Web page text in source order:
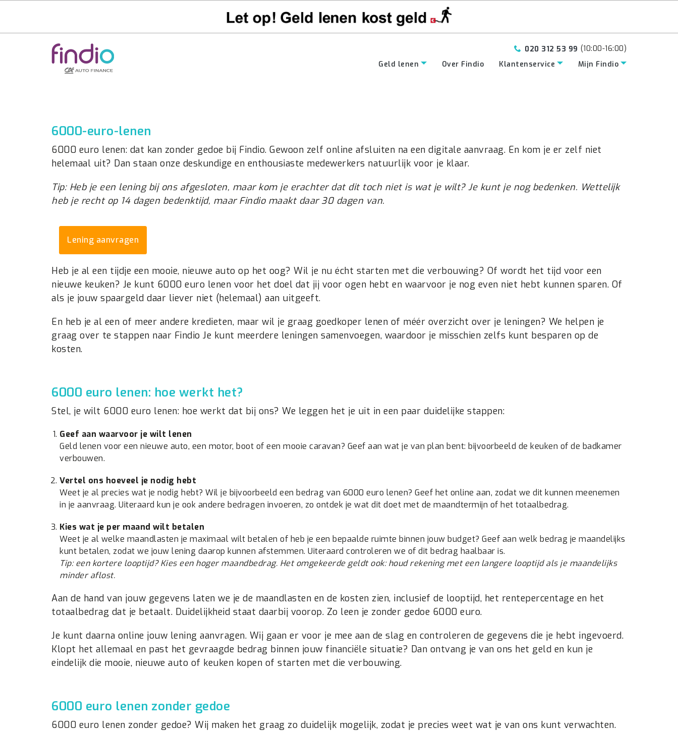
020 312 53 99 (10:00-16:00)
Geld lenen
Over Findio Klantenservice Mijn Findio
6000-euro-lenen
6000 euro lenen: dat kan zonder gedoe bij Findio. Gewoon zelf online afsluiten na een digitale aanvraag. En kom je er zelf niet
helemaal uit? Dan staan onze deskundige en enthousiaste medewerkers natuurlijk voor je klaar.
Tip: Heb je een lening bij ons afgesloten, maar kom je erachter dat dit toch niet is wat je wilt? Je kunt je nog bedenken. Wettelijk
heb je recht op 14 dagen bedenktijd, maar Findio maakt daar 30 dagen van.
Lening aanvragen
Heb je al een tijdje een mooie, nieuwe auto op het oog? Wil je nu écht starten met die verbouwing? Of wordt het tijd voor een
nieuwe keuken? Je kunt 6000 euro lenen voor het doel dat jij voor ogen hebt en waarvoor je nog even niet hebt kunnen sparen. Of
als je jouw spaargeld daar liever niet (helemaal) aan uitgeeft.
En heb je al een of meer andere kredieten, maar wil je graag goedkoper lenen of méér overzicht over je leningen? We helpen je
graag over te stappen naar Findio Je kunt meerdere leningen samenvoegen, waardoor je misschien zelfs kunt besparen op de
kosten.
6000 euro lenen: hoe werkt het?
Stel, je wilt 6000 euro lenen: hoe werkt dat bij ons? We leggen het je uit in een paar duidelijke stappen:
Geef aan waarvoor je wilt lenen
Geld lenen voor een nieuwe auto, een motor, boot of een mooie caravan? Geef aan wat je van plan bent: bijvoorbeeld de keuken of de badkamer
verbouwen.
Vertel ons hoeveel je nodig hebt
Weet je al precies wat je nodig hebt? Wil je bijvoorbeeld een bedrag van 6000 euro lenen? Geef het online aan, zodat we dit kunnen meenemen
in je aanvraag. Uiteraard kun je ook andere bedragen invoeren, zo ontdek je wat dit doet met de maandtermijn of het totaalbedrag.
Kies wat je per maand wilt betalen
Weet je al welke maandlasten je maximaal wilt betalen of heb je een bepaalde ruimte binnen jouw budget? Geef aan welk bedrag je maandelijks
kunt betalen, zodat we jouw lening daarop kunnen afstemmen. Uiteraard controleren we of dit bedrag haalbaar is.
Tip: een kortere looptijd? Kies een hoger maandbedrag. Het omgekeerde geldt ook: houd rekening met een langere looptijd als je maandelijks
minder aflost.
Aan de hand van jouw gegevens laten we je de maandlasten en de kosten zien, inclusief de looptijd, het rentepercentage en het
totaalbedrag dat je betaalt. Duidelijkheid staat daarbij voorop. Zo leen je zonder gedoe 6000 euro.
Je kunt daarna online jouw lening aanvragen. Wij gaan er voor je mee aan de slag en controleren de gegevens die je hebt ingevoerd.
Klopt het allemaal en past het gevraagde bedrag binnen jouw financiële situatie? Dan ontvang je van ons het geld en kun je
eindelijk die mooie, nieuwe auto of keuken kopen of starten met die verbouwing.
6000 euro lenen zonder gedoe
6000 euro lenen zonder gedoe? Wij maken het graag zo duidelijk mogelijk, zodat je precies weet wat je van ons kunt verwachten.